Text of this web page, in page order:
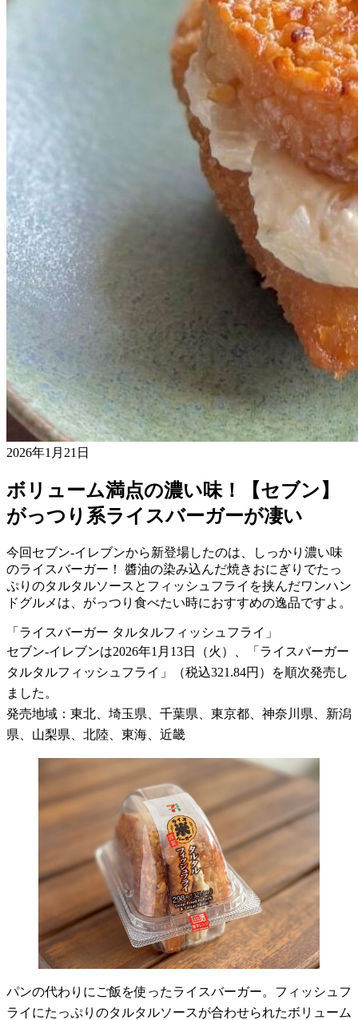
2026年1月21日
ボリューム満点の濃い味！【セブン】
がっつり系ライスバーガーが凄い
今回セブン-イレブンから新登場したのは、しっかり濃い味
のライスバーガー！ 醬油の染み込んだ焼きおにぎりでたっ
ぷりのタルタルソースとフィッシュフライを挟んだワンハン
ドグルメは、がっつり食べたい時におすすめの逸品ですよ。
「ライスバーガー タルタルフィッシュフライ」
セブン-イレブンは2026年1月13日（火）、「ライスバーガー
タルタルフィッシュフライ」（税込321.84円）を順次発売し
ました。
発売地域：東北、埼玉県、千葉県、東京都、神奈川県、新潟
県、山梨県、北陸、東海、近畿
パンの代わりにご飯を使ったライスバーガー。フィッシュフ
ライにたっぷりのタルタルソースが合わせられたボリューム